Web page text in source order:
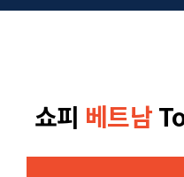
쇼피 베트남